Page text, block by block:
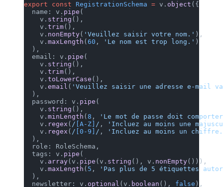
export const RegistrationSchema = v. object ({
  name: v.
pipe (
    v.
string (),
    v.
trim(),
    v.
nonEmpty( 'Veuillez saisir votre nom.' ),
    v.
maxLength ( 60 , 'Le nom est trop long.' )
  ),
  email: v.
pipe (
    v.
string (),
    v.
trim(),
    v.
toLowerCase (),
    v.
email ( 'Veuillez saisir une adresse e-mail
  ),
  password: v.
pipe (
    v.
string (),
    v.
minLength ( 8 ,
'Le mot de passe doit
    v.
regex ( / [A-Z] / ,
'Incluez au moins une
    v.
regex ( / [0-9] / ,
'Incluez au moins un
  ),
  role: RoleSchema,
  tags: v.
pipe (
    v.
array(v. pipe (v. string (), v. nonEmpty())),
    v.
maxLength ( 5 ,
'Pas plus de 5 étiquettes
  ),
  newsletter: v.
optional (v. boolean (), false ),